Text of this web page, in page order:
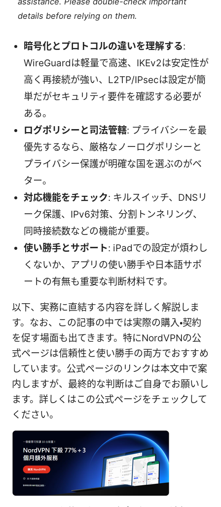
details before relying on them.
暗号化とプロトコルの違いを理解する:
WireGuardは軽量で高速、IKEv2は安定性が
高く再接続が強い、L2TP/IPsecは設定が簡
単だがセキュリティ要件を確認する必要が
ある。
ログポリシーと司法管轄: プライバシーを最
優先するなら、厳格なノーログポリシーと
プライバシー保護が明確な国を選ぶのがベ
ター。
対応機能をチェック: キルスイッチ、DNSリ
ーク保護、IPv6対策、分割トンネリング、
同時接続数などの機能が重要。
使い勝手とサポート: iPadでの設定が煩わし
くないか、アプリの使い勝手や日本語サポ
ートの有無も重要な判断材料です。
以下、実務に直結する内容を詳しく解説しま
す。なお、この記事の中では実際の購入・契約
を促す場面も出てきます。特にNordVPNの公
式ページは信頼性と使い勝手の両方でおすすめ
しています。公式ページのリンクは本文中で案
内しますが、最終的な判断はご自身でお願いし
ます。詳しくはこの公式ページをチェックして
ください。